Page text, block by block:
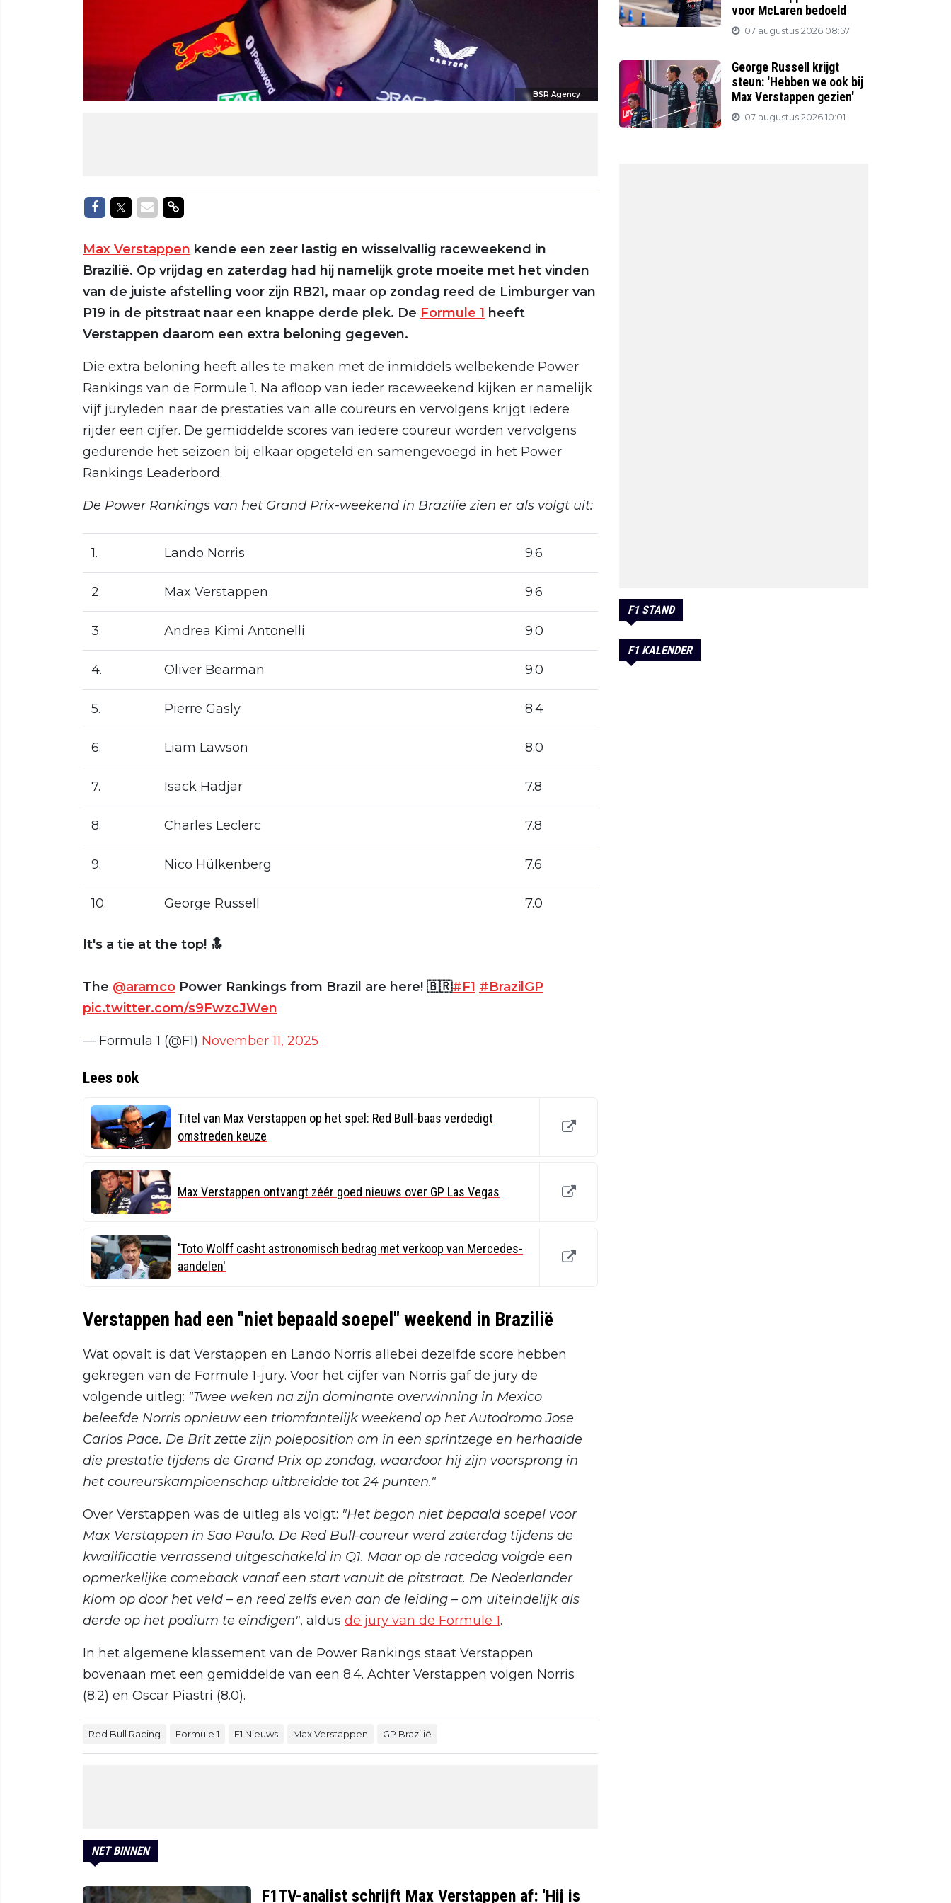
BSR Agency
Delen op Facebook
Delen op Twitter
Delen via Mail
Delen via link
Max Verstappen kende een zeer lastig en wisselvallig raceweekend in
Brazilië. Op vrijdag en zaterdag had hij namelijk grote moeite met het vinden
van de juiste afstelling voor zijn RB21, maar op zondag reed de Limburger van
P19 in de pitstraat naar een knappe derde plek. De Formule 1 heeft
Verstappen daarom een extra beloning gegeven.
Die extra beloning heeft alles te maken met de inmiddels welbekende Power
Rankings van de Formule 1. Na afloop van ieder raceweekend kijken er namelijk
vijf juryleden naar de prestaties van alle coureurs en vervolgens krijgt iedere
rijder een cijfer. De gemiddelde scores van iedere coureur worden vervolgens
gedurende het seizoen bij elkaar opgeteld en samengevoegd in het Power
Rankings Leaderbord.
De Power Rankings van het Grand Prix-weekend in Brazilië zien er als volgt uit:
1. Lando Norris 9.6
2. Max Verstappen 9.6
3. Andrea Kimi Antonelli 9.0
4. Oliver Bearman 9.0
5. Pierre Gasly 8.4
6. Liam Lawson 8.0
7. Isack Hadjar 7.8
8. Charles Leclerc 7.8
9. Nico Hülkenberg 7.6
10. George Russell 7.0
It's a tie at the top! 🔝
The @aramco Power Rankings from Brazil are here! 🇧🇷#F1 #BrazilGP
pic.twitter.com/s9FwzcJWen
— Formula 1 (@F1) November 11, 2025
Lees ook
Titel van Max Verstappen op het spel: Red Bull-baas verdedigt
omstreden keuze
Max Verstappen ontvangt zéér goed nieuws over GP Las Vegas
'Toto Wolff casht astronomisch bedrag met verkoop van Mercedes-
aandelen'
Verstappen had een "niet bepaald soepel" weekend in Brazilië
Wat opvalt is dat Verstappen en Lando Norris allebei dezelfde score hebben
gekregen van de Formule 1-jury. Voor het cijfer van Norris gaf de jury de
volgende uitleg: "Twee weken na zijn dominante overwinning in Mexico
beleefde Norris opnieuw een triomfantelijk weekend op het Autodromo Jose
Carlos Pace. De Brit zette zijn poleposition om in een sprintzege en herhaalde
die prestatie tijdens de Grand Prix op zondag, waardoor hij zijn voorsprong in
het coureurskampioenschap uitbreidde tot 24 punten."
Over Verstappen was de uitleg als volgt: "Het begon niet bepaald soepel voor
Max Verstappen in Sao Paulo. De Red Bull-coureur werd zaterdag tijdens de
kwalificatie verrassend uitgeschakeld in Q1. Maar op de racedag volgde een
opmerkelijke comeback vanaf een start vanuit de pitstraat. De Nederlander
klom op door het veld – en reed zelfs even aan de leiding – om uiteindelijk als
derde op het podium te eindigen", aldus de jury van de Formule 1.
In het algemene klassement van de Power Rankings staat Verstappen
bovenaan met een gemiddelde van een 8.4. Achter Verstappen volgen Norris
(8.2) en Oscar Piastri (8.0).
Red Bull Racing Formule 1 F1 Nieuws Max Verstappen GP Brazilië
NET BINNEN
F1TV-analist schrijft Max Verstappen af: 'Hij is
voor McLaren bedoeld
07 augustus 2026 08:57
George Russell krijgt
steun: 'Hebben we ook bij
Max Verstappen gezien'
07 augustus 2026 10:01
F1 STAND
F1 KALENDER